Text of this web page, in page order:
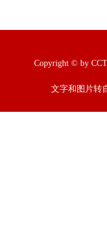
Copyright © by
文字和图片转